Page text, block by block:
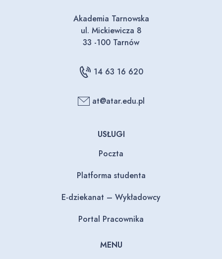
Akademia Tarnowska
ul. Mickiewicza 8
33 -100 Tarnów
14 63 16 620
at@atar.edu.pl
USŁUGI
Poczta
Platforma studenta
E-dziekanat – Wykładowcy
Portal Pracownika
MENU